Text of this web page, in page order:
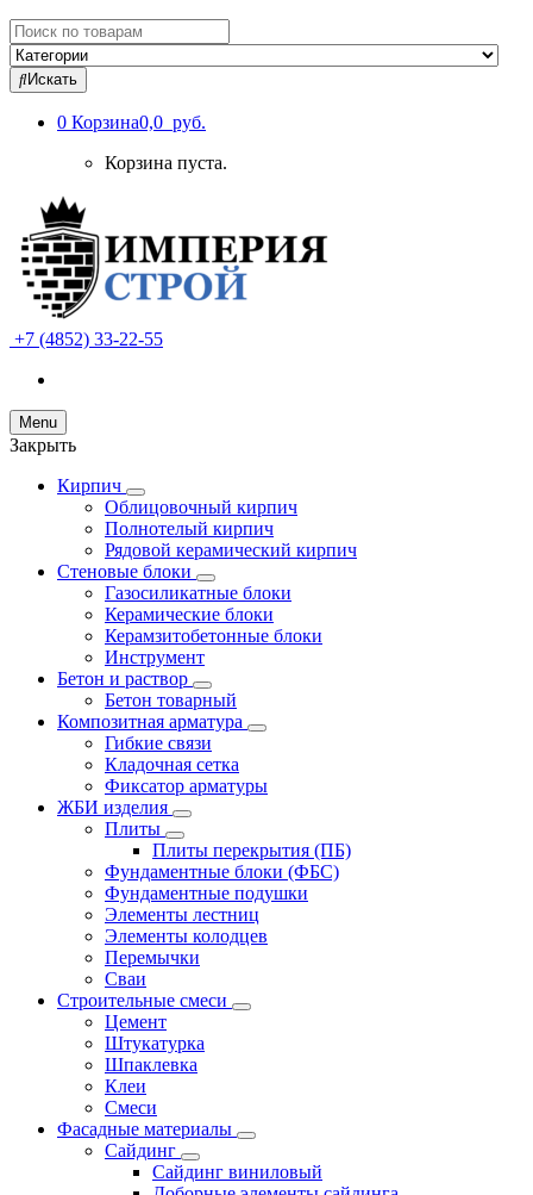
Search
for:
Искать
0 Корзина0,0 руб.
Корзина пуста.
+7 (4852) 33-22-55
Menu
Закрыть
Кирпич
Облицовочный кирпич
Полнотелый кирпич
Рядовой керамический кирпич
Стеновые блоки
Газосиликатные блоки
Керамические блоки
Керамзитобетонные блоки
Инструмент
Бетон и раствор
Бетон товарный
Композитная арматура
Гибкие связи
Кладочная сетка
Фиксатор арматуры
ЖБИ изделия
Плиты
Плиты перекрытия (ПБ)
Фундаментные блоки (ФБС)
Фундаментные подушки
Элементы лестниц
Элементы колодцев
Перемычки
Сваи
Строительные смеси
Цемент
Штукатурка
Шпаклевка
Клеи
Смеси
Фасадные материалы
Сайдинг
Сайдинг виниловый